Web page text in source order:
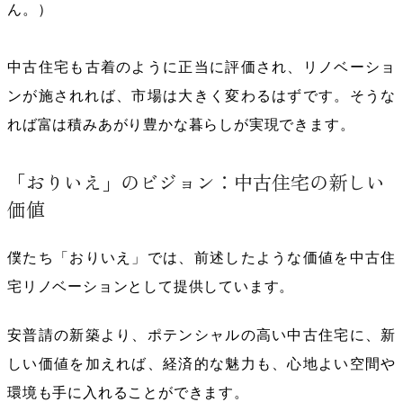
ん。）
中古住宅も古着のように正当に評価され、リノベーショ
ンが施されれば 、市場は大きく変わるはずです。そうな
れば富は積みあがり豊かな暮らしが実現できます。
「おりいえ」のビジョン：中古住宅の新しい
価値
僕たち「おりいえ」では、前述したような価値を中古住
宅リノベーションとして提供しています。
安普請の新築より、ポテンシャルの高い中古住宅に、新
しい価値を加えれば、経済的な魅力も、心地よい空間や
環境も手に入れることができます。